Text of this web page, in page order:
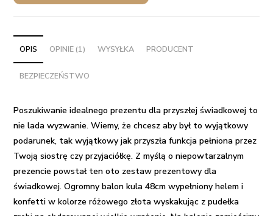
gigant
z
helem
i
konfetti
Zdrapka
dla
Świadkowej
OPIS OPINIE (1) WYSYŁKA PRODUCENT
BEZPIECZEŃSTWO
Poszukiwanie idealnego prezentu dla przyszłej świadkowej to
nie lada wyzwanie. Wiemy, że chcesz aby był to wyjątkowy
podarunek, tak wyjątkowy jak przyszła funkcja pełniona przez
Twoją siostrę czy przyjaciółkę. Z myślą oniepowtarzalnym
prezencie powstał ten oto zestaw prezentowy dla
świadkowej.Ogromny balon kula 48cm wypełniony helem i
konfetti w kolorze różowego złota wyskakując z pudełka